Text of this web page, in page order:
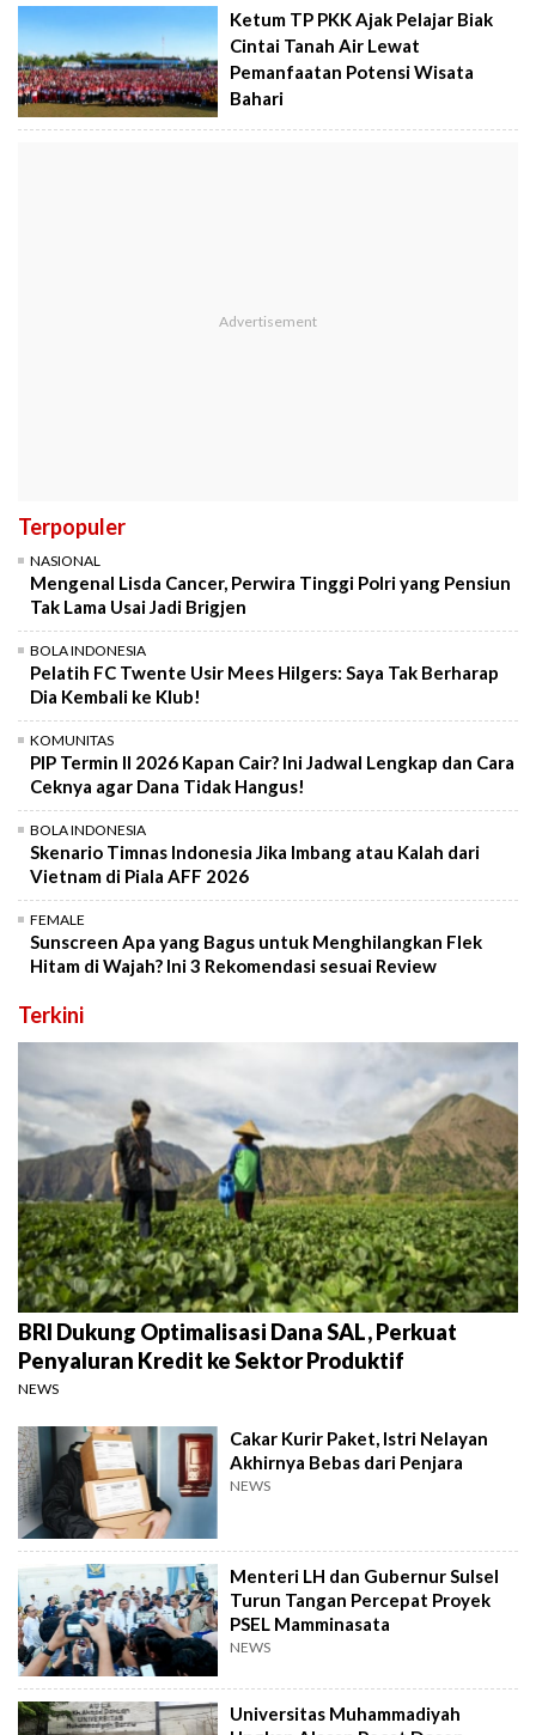
Ketum TP PKK Ajak Pelajar Biak
Cintai Tanah Air Lewat
Pemanfaatan Potensi Wisata
Bahari
Terpopuler
NASIONAL
Mengenal Lisda Cancer, Perwira Tinggi Polri yang Pensiun
Tak Lama Usai Jadi Brigjen
BOLA INDONESIA
Pelatih FC Twente Usir Mees Hilgers: Saya Tak Berharap
Dia Kembali ke Klub!
KOMUNITAS
PIP Termin II 2026 Kapan Cair? Ini Jadwal Lengkap dan Cara
Ceknya agar Dana Tidak Hangus!
BOLA INDONESIA
Skenario Timnas Indonesia Jika Imbang atau Kalah dari
Vietnam di Piala AFF 2026
FEMALE
Sunscreen Apa yang Bagus untuk Menghilangkan Flek
Hitam di Wajah? Ini 3 Rekomendasi sesuai Review
Terkini
BRI Dukung Optimalisasi Dana SAL, Perkuat
Penyaluran Kredit ke Sektor Produktif
NEWS
Cakar Kurir Paket, Istri Nelayan
Akhirnya Bebas dari Penjara
NEWS
Menteri LH dan Gubernur Sulsel
Turun Tangan Percepat Proyek
PSEL Mamminasata
NEWS
Universitas Muhammadiyah